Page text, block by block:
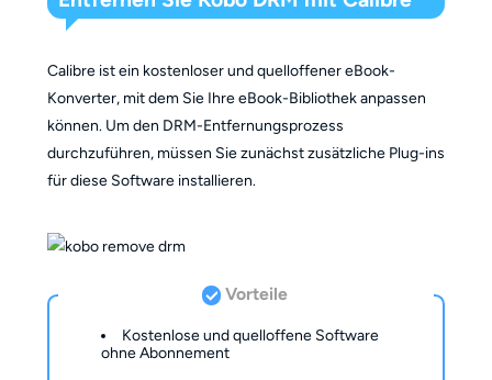
Calibre ist ein kostenloser und quelloffener eBook-
Konverter, mit dem Sie Ihre eBook-Bibliothek anpassen
können. Um den DRM-Entfernungsprozess
durchzuführen, müssen Sie zunächst zusätzliche Plug-ins
für diese Software installieren.
Vorteile
Kostenlose und quelloffene Software
ohne Abonnement